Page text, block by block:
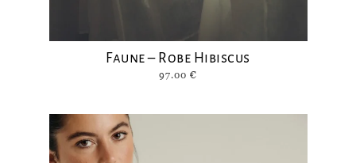
Faune – Robe Hibiscus
97.00 €